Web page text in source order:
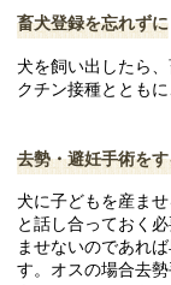
畜犬登録を忘れずに
犬を飼い出したら
クチン接種ととも
去勢・避妊手術を
犬に子どもを産ま
と話し合っておく
ませないのであれ
す。オスの場合去